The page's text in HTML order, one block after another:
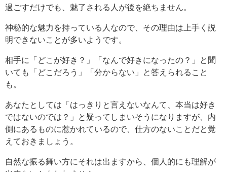
過ごすだけでも、魅了される人が後を絶ちません。
神秘的な魅力を持っている人なので、その理由は上手く説
明できないことが多いようです。
相手に「どこが好き？」「なんで好きになったの？」と聞
いても「どこだろう」「分からない」と答えられること
も。
あなたとしては「はっきりと言えないなんて、本当は好き
ではないのでは？」と疑ってしまいそうになりますが、内
側にあるものに惹かれているので、仕方のないことだと覚
えておきましょう。
自然な振る舞い方にそれは出ますから、個人的にも理解が